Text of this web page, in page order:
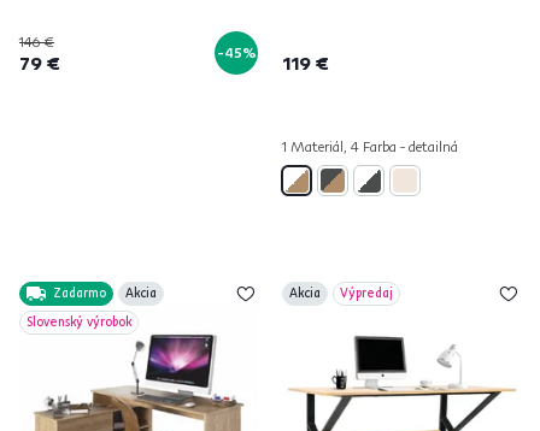
146 €
79 € -45% 119 €
1 Materiál, 4 Farba - detailná
Zadarmo
Akcia
Slovenský výrobok
Akcia Výpredaj